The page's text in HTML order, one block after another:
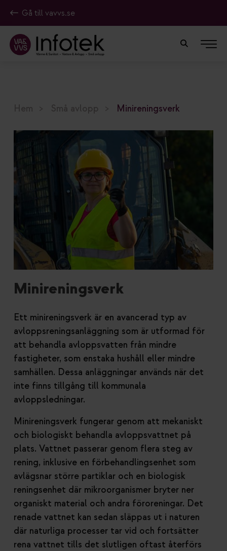
Gå till vavvs.se
Minireningsverk
Minireningsverk
Ett minireningsverk är en avancerad typ av
avloppsreningsanläggning som är utformad för
att behandla avloppsvatten från mindre
fastigheter, som enstaka hushåll eller mindre
samhällen. Dessa anläggningar används när det
inte finns tillgång till kommunala
avloppsledningar.
Minireningsverk fungerar genom att mekaniskt
och biologiskt behandla avloppsvattnet på
plats. Vattnet passerar genom flera steg av
rening, inklusive en förbehandlingsenhet som
avlägsnar större partiklar och en biologisk
reningsenhet där mikroorganismer bryter ner
organiskt material och andra föroreningar. Det
renade vattnet kan sedan släppas ut i naturen
där naturliga processer tar vid och fortsätter
rena vattnet tills det slutligen oftast återförs